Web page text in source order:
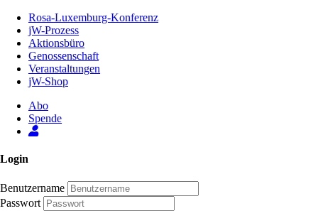
Inhalt
Seite
Rosa-Luxemburg-Konferenz
jW-Prozess
Aktionsbüro
Genossenschaft
Veranstaltungen
jW-Shop
Abo
Spende
Login
Benutzername
Passwort